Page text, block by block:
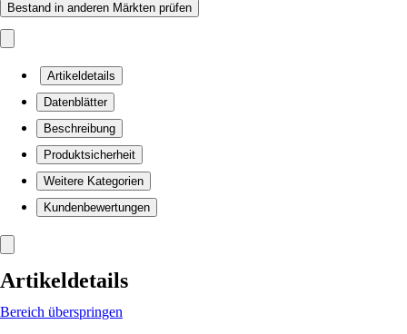
Bestand in anderen Märkten prüfen
Artikeldetails
Datenblätter
Beschreibung
Produktsicherheit
Weitere Kategorien
Kundenbewertungen
Artikeldetails
Bereich überspringen